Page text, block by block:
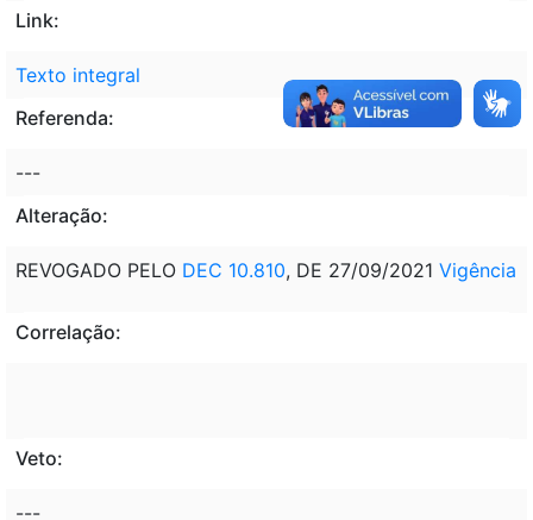
Link:
Texto integral
Referenda:
---
Alteração:
REVOGADO PELO DEC 10.810, DE 27/09/2021 Vigência
Correlação:
Veto:
---